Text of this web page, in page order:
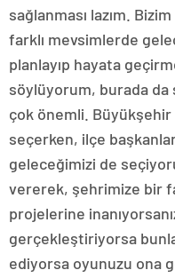
sağlanması lazım.
farklı mevsimlerde
planlayıp hayata
söylüyorum, burada
çok önemli. Büyükşehir
seçerken, ilçe
geleceğimizi de
vererek, şehrimize bir
projelerine
gerçekleştiriyorsa
ediyorsa oyunuzu ona